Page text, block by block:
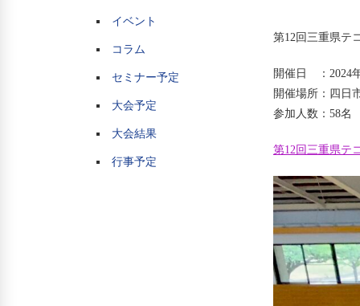
イベント
コラム
セミナー予定
大会予定
大会結果
行事予定
第12回三重県テ
開催日 ：2024
開催場所：四日
参加人数：58名
第12回三重県テ